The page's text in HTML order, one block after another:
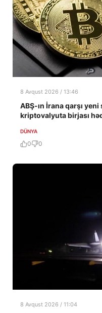
8 Avqust 2026 / 13:46
ABŞ-ın İrana qarşı
kriptovalyuta birjası
DÜNYA
0 0
8 Avqust 2026 / 11:04